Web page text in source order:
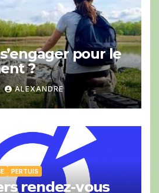
pour le
?
ALEXANDRE
PERTUIS
𝗿𝗲𝗻𝗱𝗲𝘇-𝘃𝗼𝘂𝘀